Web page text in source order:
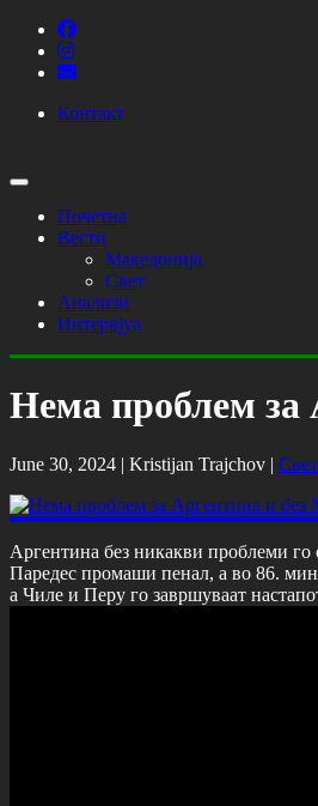
Контакт
Почетна
Вести
Македонија
Свет
Анализи
Интервјуа
Нема проблем за
June 30, 2024 | Kristijan Trajchov | Свет
Аргентина без никакви проблеми го
Паредес промаши пенал, а во 86.
а Чиле и Перу го завршуваат